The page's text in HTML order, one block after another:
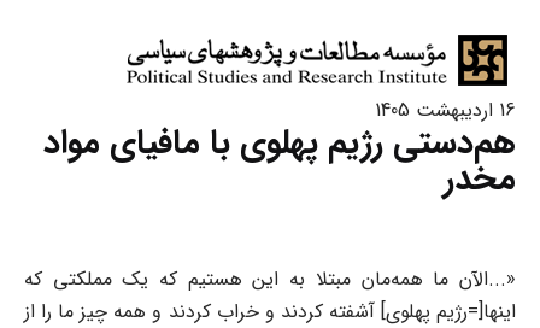
16 اردیبهشت 1405
هم‌دستی رژیم پهلوی با مافیای مواد
مخدر
«...الآن ما همه‌مان مبتلا به این هستیم که یک مملکتی که
اینها[=رژیم پهلوی] آشفته کردند و خراب کردند و همه چیز ما را از